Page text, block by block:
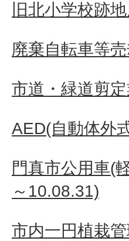
旧北小学校跡
廃棄自転車等
市道・緑道剪
AED(自動体外
門真市公用車(
～10.08.31)
市内一円植栽